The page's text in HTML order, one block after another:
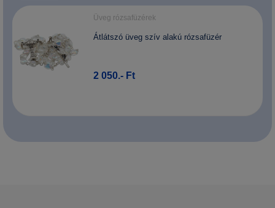
Üveg rózsafüzérek
Átlátszó üveg szív alakú rózsafüzér
2 050.- Ft